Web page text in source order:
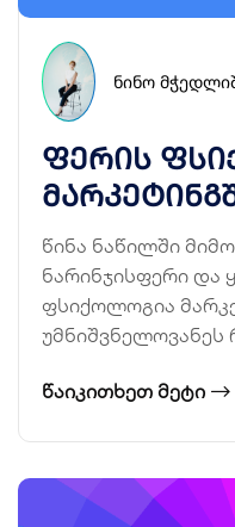
ᲜᲘᲜᲝ
ფერის
წინა ნაწილში
ნარინჯისფერი და
ფსიქოლოგია
ᲬᲐᲘᲙᲘᲗᲮᲔᲗ ᲛᲔᲢᲘ